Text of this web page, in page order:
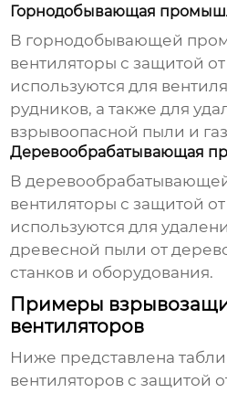
Горнодобывающая
В горнодобывающей
вентиляторы с защитой
используются для
рудников, а также для
взрывоопасной пыли и
Деревообрабатывающая
В
вентиляторы с защитой
используются для
древесной пыли от
станков и оборудования.
Примеры
вентиляторов
Ниже представлена
вентиляторов с защитой